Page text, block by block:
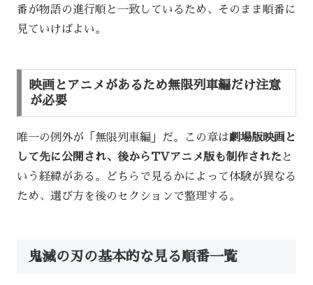
番が物語の進行順と一致しているため、そのまま順番に
見ていけばよい。
映画とアニメがあるため無限列車編だけ注意
が必要
唯一の例外が「無限列車編」だ。この章は劇場版映画と
して先に公開され、後からTVアニメ版も制作された と
いう経緯がある。どちらで見るかによって体験が異なる
ため、選び方を後のセクションで整理する。
鬼滅の刃の基本的な見る順番一覧